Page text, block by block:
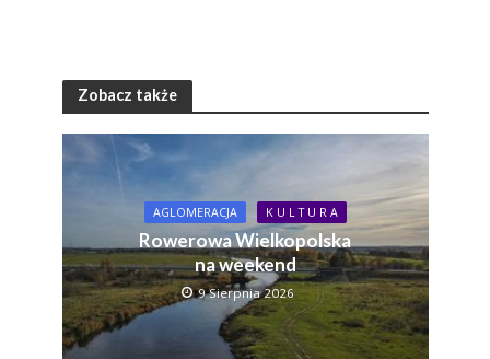
Zobacz także
AGLOMERACJA K U L T U R A
Rowerowa Wielkopolska
na weekend
9 Sierpnia 2026